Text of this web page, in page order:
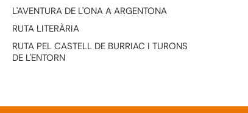
L'AVENTURA DE L'ONA A ARGENTONA
RUTA LITERÀRIA
RUTA PEL CASTELL DE BURRIAC I TURONS
DE L'ENTORN